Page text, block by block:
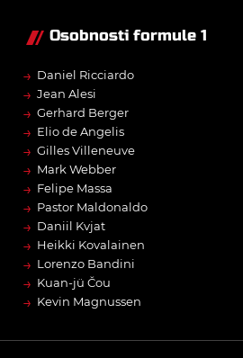
Osobnosti formule 1
→ Daniel Ricciardo
→ Jean Alesi
→ Gerhard Berger
→ Elio de Angelis
→ Gilles Villeneuve
→ Mark Webber
→ Felipe Massa
→ Pastor Maldonaldo
→ Daniil Kvjat
→ Heikki Kovalainen
→ Lorenzo Bandini
→ Kuan-jü Čou
→ Kevin Magnussen